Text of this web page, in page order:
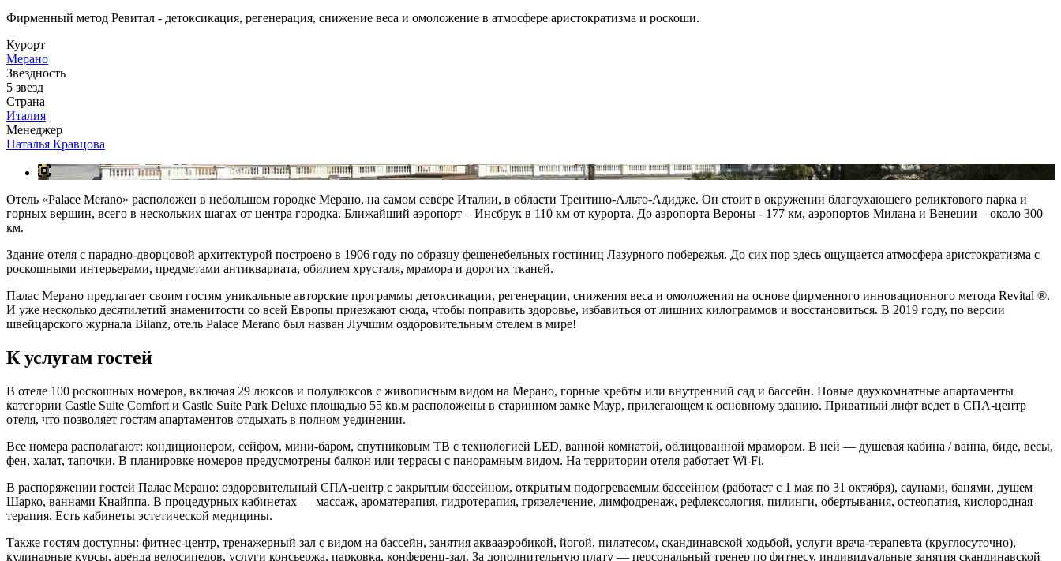
Фирменный метод Ревитал - детоксикация, регенерация, снижение веса и омоложение в атмосфере аристократизма и роскоши.
Курорт
Мерано
Звездность
5 звезд
Страна
Италия
Менеджер
Наталья Кравцова
Отель «Palace Merano» расположен в небольшом городке Мерано, на самом севере Италии, в области Трентино-Альто-Адидже. Он стоит в окружении благоухающего реликтового парка и
горных вершин, всего в нескольких шагах от центра городка. Ближайший аэропорт – Инсбрук в 110 км от курорта. До аэропорта Вероны - 177 км, аэропортов Милана и Венеции – около 300
км.
Здание отеля с парадно-дворцовой архитектурой построено в 1906 году по образцу фешенебельных гостиниц Лазурного побережья. До сих пор здесь ощущается атмосфера аристократизма с
роскошными интерьерами, предметами антиквариата, обилием хрусталя, мрамора и дорогих тканей.
Палас Мерано предлагает своим гостям уникальные авторские программы детоксикации, регенерации, снижения веса и омоложения на основе фирменного инновационного метода Revital ®.
И уже несколько десятилетий знаменитости со всей Европы приезжают сюда, чтобы поправить здоровье, избавиться от лишних килограммов и восстановиться. В 2019 году, по версии
швейцарского журнала Bilanz, отель Palace Merano был назван Лучшим оздоровительным отелем в мире!
К услугам гостей
В отеле 100 роскошных номеров, включая 29 люксов и полулюксов с живописным видом на Мерано, горные хребты или внутренний сад и бассейн. Новые двухкомнатные апартаменты
категории Castle Suite Comfort и Castle Suite Park Deluxe площадью 55 кв.м расположены в старинном замке Маур, прилегающем к основному зданию. Приватный лифт ведет в СПА-центр
отеля, что позволяет гостям апартаментов отдыхать в полном уединении.
Все номера располагают: кондиционером, сейфом, мини-баром, спутниковым ТВ с технологией LED, ванной комнатой, облицованной мрамором. В ней — душевая кабина / ванна, биде, весы,
фен, халат, тапочки. В планировке номеров предусмотрены балкон или террасы с панорамным видом. На территории отеля работает Wi-Fi.
В распоряжении гостей Палас Мерано: оздоровительный СПА-центр с закрытым бассейном, открытым подогреваемым бассейном (работает с 1 мая по 31 октября), саунами, банями, душем
Шарко, ваннами Кнайппа. В процедурных кабинетах — массаж, ароматерапия, гидротерапия, грязелечение, лимфодренаж, рефлексология, пилинги, обертывания, остеопатия, кислородная
терапия. Есть кабинеты эстетической медицины.
Также гостям доступны: фитнес-центр, тренажерный зал с видом на бассейн, занятия аквааэробикой, йогой, пилатесом, скандинавской ходьбой, услуги врача-терапевта (круглосуточно),
кулинарные курсы, аренда велосипедов, услуги консьержа, парковка, конференц-зал. За дополнительную плату — персональный тренер по фитнесу, индивидуальные занятия скандинавской